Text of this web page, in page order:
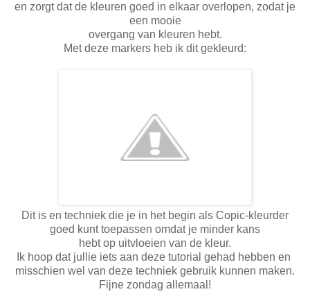
en zorgt dat de kleuren goed in elkaar overlopen, zodat je
een mooie
overgang van kleuren hebt.
Met deze markers heb ik dit gekleurd:
Dit is en techniek die je in het begin als Copic-kleurder
goed kunt toepassen omdat je minder kans
hebt op uitvloeien van de kleur.
Ik hoop dat jullie iets aan deze tutorial gehad hebben en
misschien wel van deze techniek gebruik kunnen maken.
Fijne zondag allemaal!